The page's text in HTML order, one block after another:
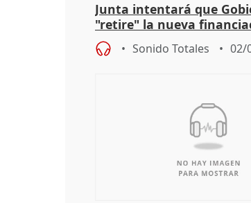
Junta intentará que
"retire" la nueva
puede ser saqueo a las
Sonido Totales 02/